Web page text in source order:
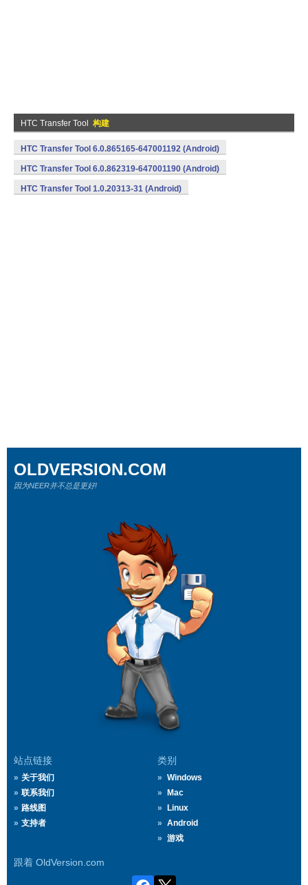
HTC Transfer Tool 构建
HTC Transfer Tool 6.0.865165-647001192 (Android)
HTC Transfer Tool 6.0.862319-647001190 (Android)
HTC Transfer Tool 1.0.20313-31 (Android)
站点链接
关于我们
联系我们
路线图
支持者
类别
Windows
Mac
Linux
Android
游戏
跟着 OldVersion.com
OLDVERSION.COM
因为NEER并不总是更好!